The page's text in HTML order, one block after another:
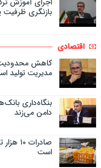
بازنگری
اقتصادی
کاهش محدودیت
مدیریت تولید
بنگاه‌داری
دامن می‌زند
است